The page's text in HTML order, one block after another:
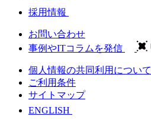
採用情報
お問い合わせ
事例やITコラムを発信
個人情報の共同利用について
ご利用条件
サイトマップ
ENGLISH